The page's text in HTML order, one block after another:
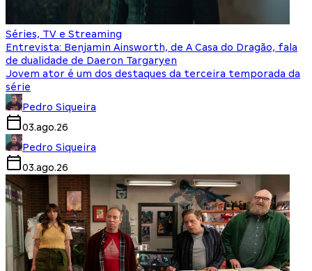
Séries, TV e Streaming
Entrevista: Benjamin Ainsworth, de A Casa do Dragão, fala
de dualidade de Daeron Targaryen
Jovem ator é um dos destaques da terceira temporada da
série
Pedro Siqueira
03.ago.26
Pedro Siqueira
03.ago.26